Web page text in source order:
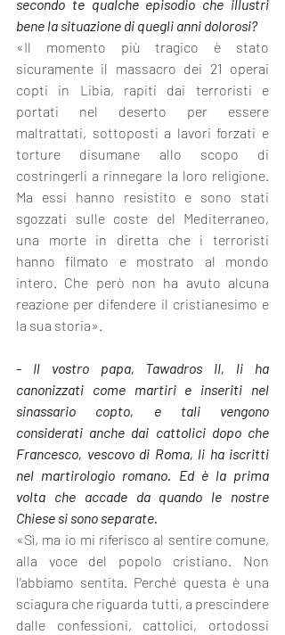
secondo te qualche episodio che illustri
bene la situazione di quegli anni dolorosi?
«Il momento più tragico è stato
sicuramente il massacro dei 21 operai
copti in Libia, rapiti dai terroristi e
portati nel deserto per essere
maltrattati, sottoposti a lavori forzati e
torture disumane allo scopo di
costringerli a rinnegare la loro religione.
Ma essi hanno resistito e sono stati
sgozzati sulle coste del Mediterraneo,
una morte in diretta che i terroristi
hanno filmato e mostrato al mondo
intero. Che però non ha avuto alcuna
reazione per difendere il cristianesimo e
la sua storia».
- Il vostro papa, Tawadros II, li ha
canonizzati come martiri e inseriti nel
sinassario copto, e tali vengono
considerati anche dai cattolici dopo che
Francesco, vescovo di Roma, li ha iscritti
nel martirologio romano. Ed è la prima
volta che accade da quando le nostre
Chiese si sono separate.
«Sì, ma io mi riferisco al sentire comune,
alla voce del popolo cristiano. Non
l’abbiamo sentita. Perché questa è una
sciagura che riguarda tutti, a prescindere
dalle confessioni, cattolici, ortodossi